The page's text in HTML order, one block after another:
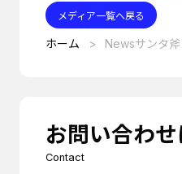
メディア一覧へ戻る
ホーム Newsサンタ斧
お問い合わ
Contact